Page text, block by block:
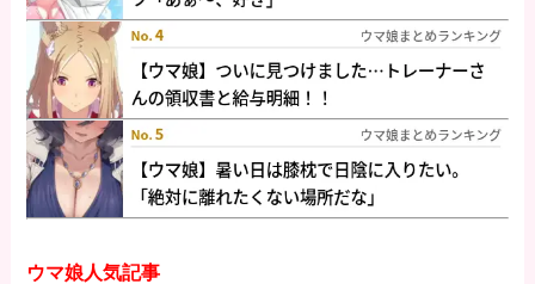
ウマ娘人気記事